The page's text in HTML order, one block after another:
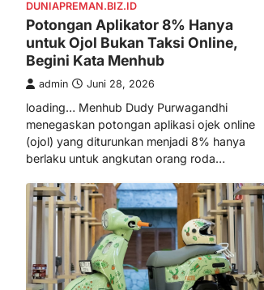
DUNIAPREMAN.BIZ.ID
Potongan Aplikator 8% Hanya
untuk Ojol Bukan Taksi Online,
Begini Kata Menhub
admin Juni 28, 2026
loading… Menhub Dudy Purwagandhi
menegaskan potongan aplikasi ojek online
(ojol) yang diturunkan menjadi 8% hanya
berlaku untuk angkutan orang roda…